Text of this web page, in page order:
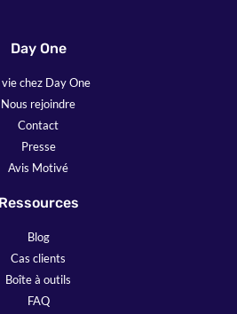
Day One
vie chez Day One
Nous rejoindre
Contact
Presse
Avis Motivé
Ressources
Blog
Cas clients
Boîte à outils
FAQ